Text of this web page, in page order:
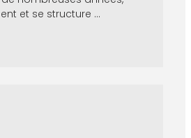
et se structure ...